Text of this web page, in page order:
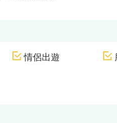
情侶出遊